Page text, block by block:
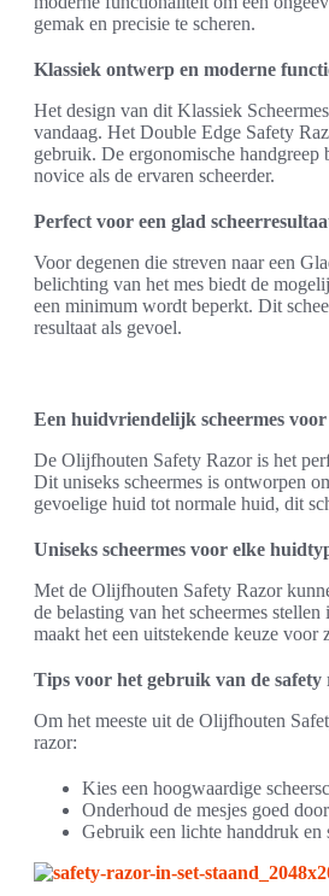
gemak en precisie te scheren.
Klassiek ontwerp en moderne
Het design van dit Klassiek
vandaag. Het Double Edge Safety
gebruik. De ergonomische
novice als de ervaren scheerder.
Perfect voor een glad
Voor degenen die streven naar een
belichting van het mes biedt de
een minimum wordt beperkt. Dit
resultaat als gevoel.
Een huidvriendelijk scheermes voor
De Olijfhouten Safety Razor is het
Dit uniseks scheermes is ontworpen
gevoelige huid tot normale huid, dit
Uniseks scheermes voor elke
Met de Olijfhouten Safety Razor
de belasting van het scheermes
maakt het een uitstekende keuze
Tips voor het gebruik van de safety
Om het meeste uit de Olijfhouten
razor:
Kies een hoogwaardige
Onderhoud de mesjes goed
Gebruik een lichte handdruk